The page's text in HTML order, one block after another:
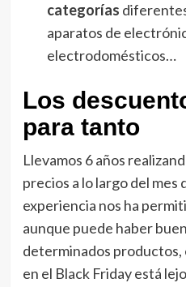
categorías
aparatos de
electrodomésticos…
Los
para tanto
Llevamos 6 años
precios a lo largo del
experiencia nos ha
aunque puede haber
determinados productos,
en el Black Friday está